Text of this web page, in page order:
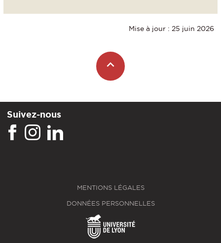
Mise à jour : 25 juin 2026
Suivez-nous
MENTIONS LÉGALES
DONNÉES PERSONNELLES